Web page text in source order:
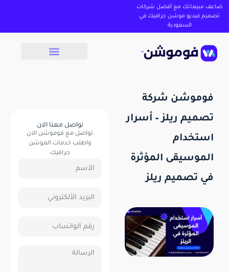
ضاعف مبيعاتك مع أفضل شركات
تصميم فيديو موشن جرافيك في
السعودية
فوموشن شركة
تصميم ريلز – أسرار
استخدام
الموسيقى المؤثرة
في تصميم ريلز
تواصل معنا الان
تواصل مع فوموشن الان
واطلب خدمات الموشن
جرافيك